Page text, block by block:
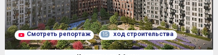
Смотреть репортаж 15 ход строительства